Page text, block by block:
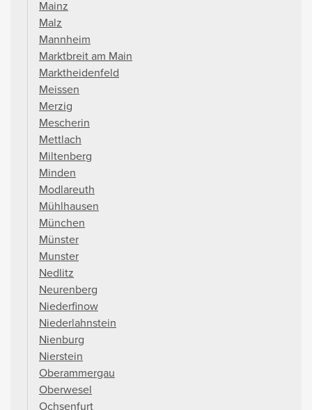
Mainz
Malz
Mannheim
Marktbreit am Main
Marktheidenfeld
Meissen
Merzig
Mescherin
Mettlach
Miltenberg
Minden
Modlareuth
Mühlhausen
München
Münster
Munster
Nedlitz
Neurenberg
Niederfinow
Niederlahnstein
Nienburg
Nierstein
Oberammergau
Oberwesel
Ochsenfurt